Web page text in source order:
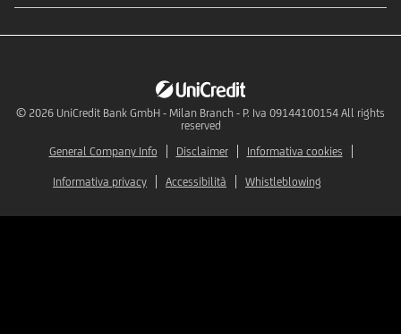
© 2026 UniCredit Bank GmbH - Milan Branch - P. Iva 09144100154 All rights
reserved
General Company Info
Disclaimer Informativa cookies
Informativa privacy Accessibilità Whistleblowing